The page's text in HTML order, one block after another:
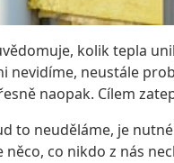
kolik tepla
nevidíme, neustále
naopak. Cílem
to neuděláme, je
něco, co nikdo z nás